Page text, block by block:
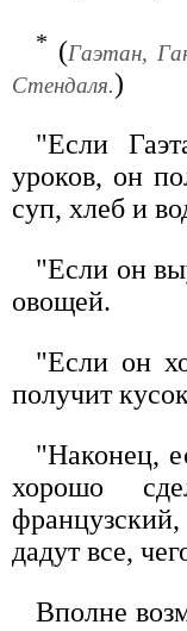
* (Гаэтан,
Стендаля.)
"Если
уроков, он
суп, хлеб и
"Если он
овощей.
"Если он
получит
"Наконец,
хорошо
дадут все,
Вполне